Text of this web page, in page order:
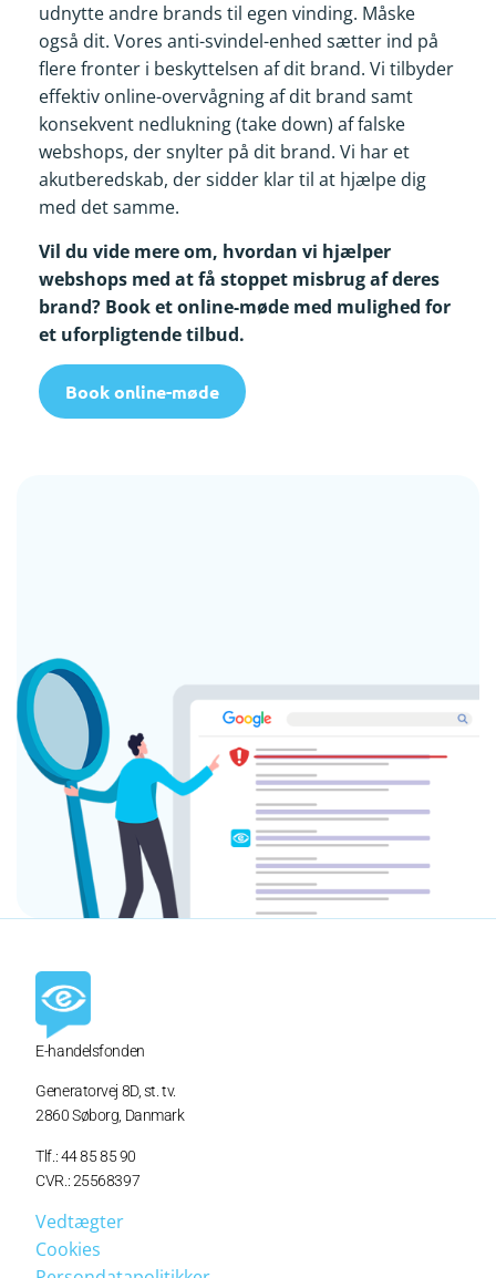
udnytte andre brands til egen vinding. Måske
også dit. Vores anti-svindel-enhed sætter ind på
flere fronter i beskyttelsen af dit brand. Vi tilbyder
effektiv online-overvågning af dit brand samt
konsekvent nedlukning (take down) af falske
webshops, der snylter på dit brand. Vi har et
akutberedskab, der sidder klar til at hjælpe dig
med det samme.
Vil du vide mere om, hvordan vi hjælper
webshops med at få stoppet misbrug af deres
brand? Book et online-møde med mulighed for
et uforpligtende tilbud.
Book online-møde
E-handelsfonden
Generatorvej 8D, st. tv.
2860 Søborg, Danmark
Tlf.: 44 85 85 90
CVR.: 25568397
Vedtægter
Cookies